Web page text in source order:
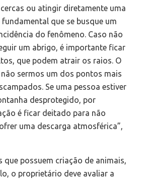
ou atingir diretamente uma
fundamental que se busque um
do fenômeno. Caso não
um abrigo, é importante ficar
que podem atrair os raios. O
sermos um dos pontos mais
Se uma pessoa estiver
desprotegido, por
é ficar deitado para não
uma descarga atmosférica”,
que possuem criação de animais,
o proprietário deve avaliar a